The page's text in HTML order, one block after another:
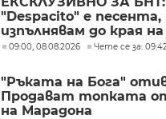
"Despacito" е
изпълнявам до края
09:00, 08.08.2026 Чете се за:
"Ръката на Бога"
Продават топката
на Марадона